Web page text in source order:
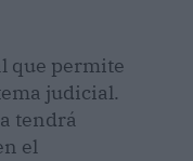
que permite
judicial.
tendrá
el